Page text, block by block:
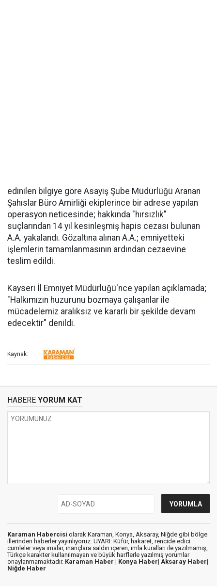
edinilen bilgiye göre Asayiş Şube Müdürlüğü Aranan
Şahıslar Büro Amirliği ekiplerince bir adrese yapılan
operasyon neticesinde; hakkında "hırsızlık"
suçlarından 14 yıl kesinleşmiş hapis cezası bulunan
A.A. yakalandı. Gözaltına alınan A.A.; emniyetteki
işlemlerin tamamlanmasının ardından cezaevine
teslim edildi.
Kayseri İl Emniyet Müdürlüğü'nce yapılan açıklamada;
"Halkımızın huzurunu bozmaya çalışanlar ile
mücadelemiz aralıksız ve kararlı bir şekilde devam
edecektir" denildi.
Kaynak:
HABERE YORUM KAT
Karaman Habercisi olarak Karaman, Konya, Aksaray, Niğde gibi bölge
illerinden haberler yayınlıyoruz. UYARI: Küfür, hakaret, rencide edici
cümleler veya imalar, inançlara saldırı içeren, imla kuralları ile yazılmamış,
Türkçe karakter kullanılmayan ve büyük harflerle yazılmış yorumlar
onaylanmamaktadır. Karaman Haber | Konya Haber| Aksaray Haber|
Niğde Haber